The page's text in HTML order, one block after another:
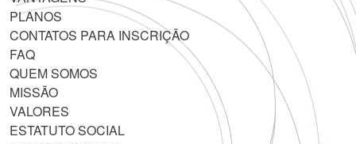
PLANOS
CONTATOS PARA INSCRIÇÃO
FAQ
QUEM SOMOS
MISSÃO
VALORES
ESTATUTO SOCIAL